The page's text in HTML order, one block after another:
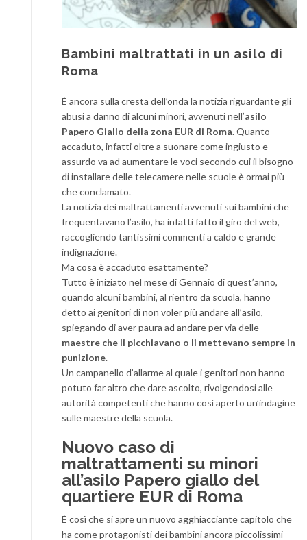
Bambini maltrattati in un asilo di
Roma
È ancora sulla cresta dell’onda la notizia riguardante gli
abusi a danno di alcuni minori, avvenuti nell’asilo
Papero Giallo della zona EUR di Roma. Quanto
accaduto, infatti oltre a suonare come ingiusto e
assurdo va ad aumentare le voci secondo cui il bisogno
di installare delle telecamere nelle scuole è ormai più
che conclamato.
La notizia dei maltrattamenti avvenuti sui bambini che
frequentavano l’asilo, ha infatti fatto il giro del web,
raccogliendo tantissimi commenti a caldo e grande
indignazione.
Ma cosa è accaduto esattamente?
Tutto è iniziato nel mese di Gennaio di quest’anno,
quando alcuni bambini, al rientro da scuola, hanno
detto ai genitori di non voler più andare all’asilo,
spiegando di aver paura ad andare per via delle
maestre che li picchiavano o li mettevano sempre in
punizione.
Un campanello d’allarme al quale i genitori non hanno
potuto far altro che dare ascolto, rivolgendosi alle
autorità competenti che hanno così aperto un’indagine
sulle maestre della scuola.
Nuovo caso di
maltrattamenti su minori
all’asilo Papero giallo del
quartiere EUR di Roma
È così che si apre un nuovo agghiacciante capitolo che
ha come protagonisti dei bambini ancora piccolissimi